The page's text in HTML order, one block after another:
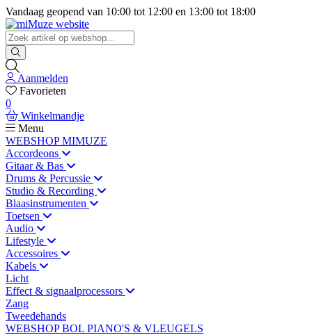
Vandaag geopend van 10:00 tot 12:00 en 13:00 tot 18:00
Aanmelden
Favorieten
0
Winkelmandje
Menu
WEBSHOP MIMUZE
Accordeons
Gitaar & Bas
Drums & Percussie
Studio & Recording
Blaasinstrumenten
Toetsen
Audio
Lifestyle
Accessoires
Kabels
Licht
Effect & signaalprocessors
Zang
Tweedehands
WEBSHOP BOL PIANO'S & VLEUGELS